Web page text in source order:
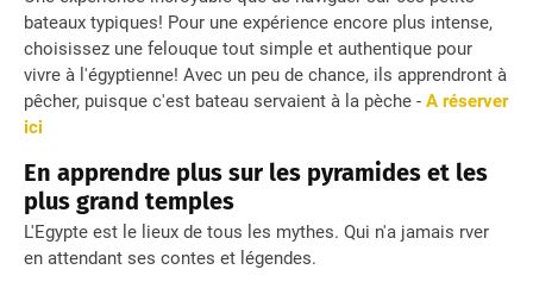
bateaux typiques! Pour une expérience encore plus intense,
choisissez une felouque tout simple et authentique pour
vivre à l'égyptienne! Avec un peu de chance, ils apprendront à
pêcher, puisque c'est bateau servaient à la pèche - A réserver
ici
En apprendre plus sur les pyramides et les
plus grand temples
L'Egypte est le lieux de tous les mythes. Qui n'a jamais rver
en attendant ses contes et légendes.